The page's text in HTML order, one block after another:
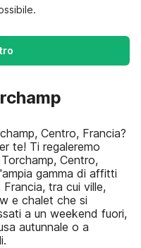
Centro, Francia?
te! Ti regaleremo
Centro,
gamma di affitti
tra cui ville,
e chalet che si
a un weekend fuori,
autunnale o a